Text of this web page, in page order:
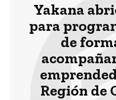
Yakana
para
de
Región de